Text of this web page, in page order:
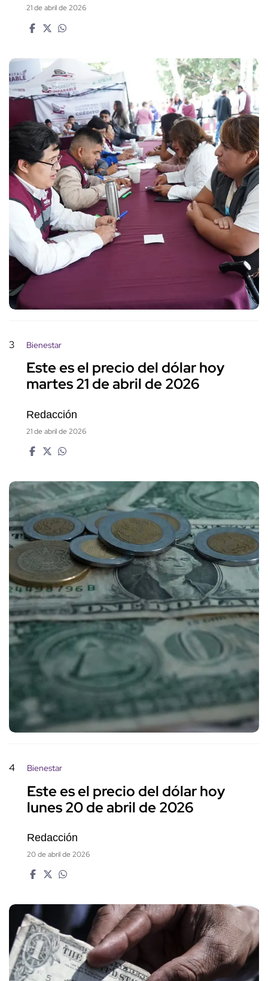
21 de abril de 2026
3 Bienestar
Este es el precio del dólar hoy
martes 21 de abril de 2026
Redacción
21 de abril de 2026
4 Bienestar
Este es el precio del dólar hoy
lunes 20 de abril de 2026
Redacción
20 de abril de 2026